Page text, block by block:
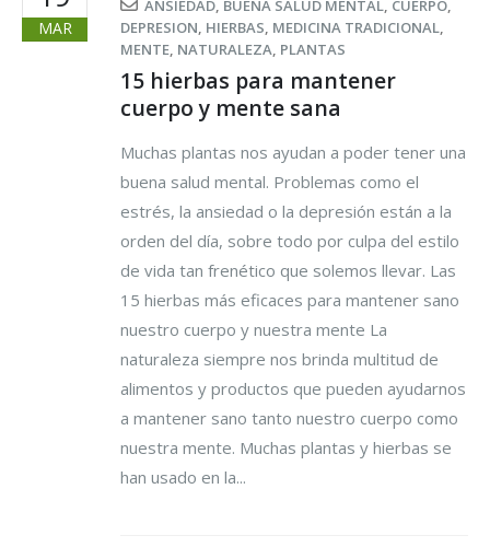
MAR
ANSIEDAD, BUENA SALUD MENTAL, CUERPO,
DEPRESION, HIERBAS, MEDICINA TRADICIONAL,
MENTE, NATURALEZA, PLANTAS
15 hierbas para mantener
cuerpo y mente sana
Muchas plantas nos ayudan a poder tener una
buena salud mental. Problemas como el
estrés, la ansiedad o la depresión están a la
orden del día, sobre todo por culpa del estilo
de vida tan frenético que solemos llevar. Las
15 hierbas más eficaces para mantener sano
nuestro cuerpo y nuestra mente La
naturaleza siempre nos brinda multitud de
alimentos y productos que pueden ayudarnos
a mantener sano tanto nuestro cuerpo como
nuestra mente. Muchas plantas y hierbas se
han usado en la...